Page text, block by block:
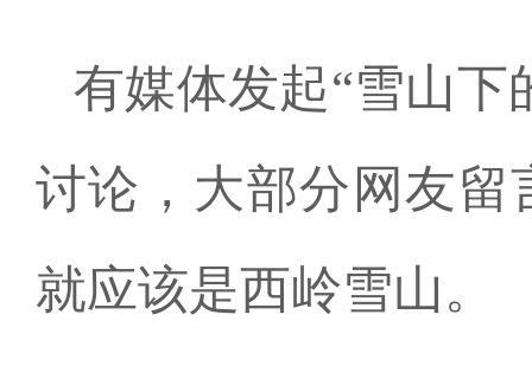
有媒体发起“雪山下
讨论，大部分网友留
就应该是西岭雪山。